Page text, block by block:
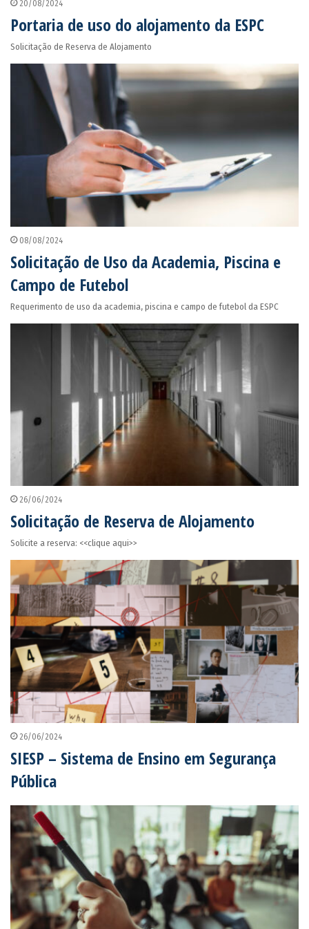
20/08/2024
Portaria de uso do alojamento da ESPC
Solicitação de Reserva de Alojamento
08/08/2024
Solicitação de Uso da Academia, Piscina e
Campo de Futebol
Requerimento de uso da academia, piscina e campo de futebol da ESPC
26/06/2024
Solicitação de Reserva de Alojamento
Solicite a reserva: <<clique aqui>>
26/06/2024
SIESP – Sistema de Ensino em Segurança
Pública